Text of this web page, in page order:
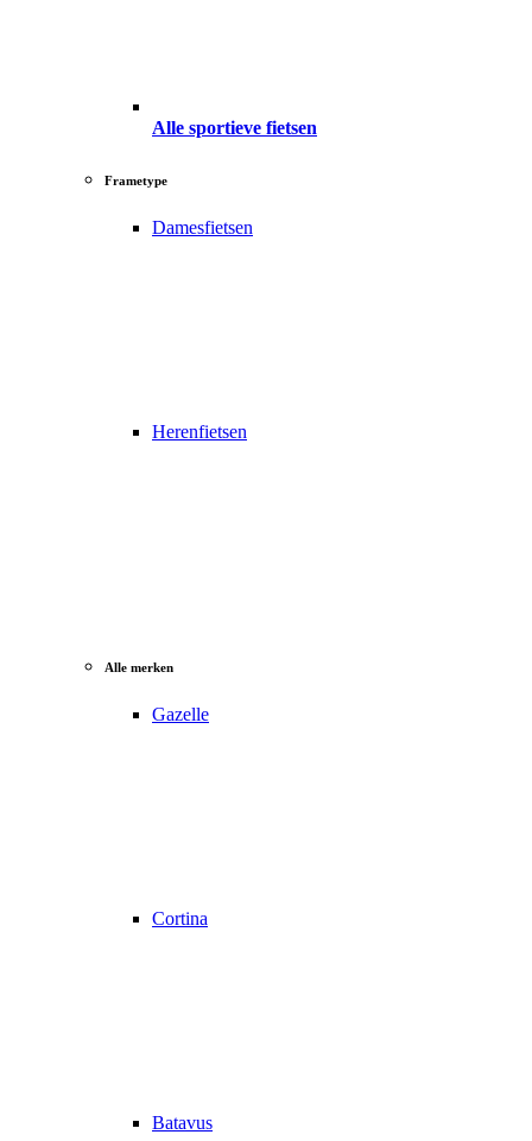
Alle sportieve fietsen
Frametype
Damesfietsen
Herenfietsen
Alle merken
Gazelle
Cortina
Batavus